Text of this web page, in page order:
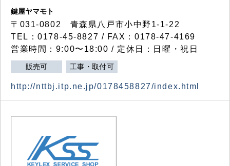
鍵屋ヤマモト
〒031-0802 青森県八戸市小中野1-1-22
TEL：0178-45-8827 / FAX：0178-47-4169
営業時間：9:00〜18:00 / 定休日：日曜・祝日
販売可 工事・取付可
http://nttbj.itp.ne.jp/0178458827/index.html